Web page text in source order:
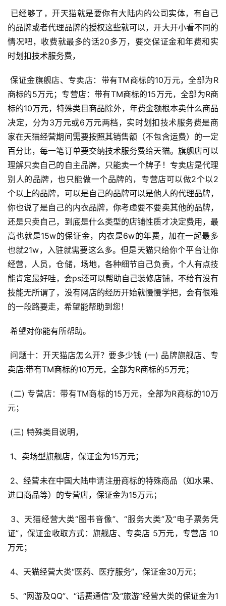
直
播
带
引
流
推
广
私
域
社
群
问
答
社
区
登录 注册
的品牌或者代理品牌的授权这些就可以，开大开小看不同的
情况吧，收费就最多的话20多万，要交保证金和年费和实
时划扣技术服务费，
保证金旗舰店、专卖店：带有TM商标的10万元，全部为R
商标的5万元；专营店：带有TM商标的15万元，全部为R商
标的10万元，特殊类目商品除外，年费金额根本卖什么商品
决定，分为3万元或6万元两档，实时划扣技术服务费是商
家在天猫经营期间需要按照其销售额（不包含运费）的一定
百分比，每一笔订单要交纳技术服务费给天猫。旗舰店可以
理解只卖自己的自主品牌，只能卖一个牌子！专卖店是代理
别人的品牌，也只能做一个品牌的，专营店可以做2个以2
个以上的品牌，可以是自己的品牌可以是他人的代理品牌，
你也说了是自己的内衣品牌，你考虑要不要卖其他的品牌，
还是只卖自己，到底是什么类型的店铺性质才决定费用，最
高也就是15w的保证金，内衣是6w的年费，加在一起最多
也就21w，入驻就需要这么多。但是天猫只给你个平台让你
经营，人员，仓储，场地，各种细节自己负责，个人有点技
能肯定最好哇，会ps还可以帮助自己装修店铺，不给有没有
技能无所谓了，没有网店的经历开始就慢慢学把，会有很难
的一段路要走，希望能帮助到您！
希望对你能有所帮助。
卖店:带有TM商标的10万元，全部为R商标的5万元；
元；
(三) 特殊类目说明，
1、卖场型旗舰店，保证金为15万元；
进口商品等）的专营店，保证金为15万元；
证”，保证金收取方式：旗舰店、专卖店 5万元，专营店 10
万元；
4、天猫经营大类“医药、医疗服务”，保证金30万元；